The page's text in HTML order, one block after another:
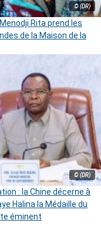
© (DR)
Rita prend les
de la Maison de la
© (DR)
: la Chine décerne à
Halina la Médaille du
éminent